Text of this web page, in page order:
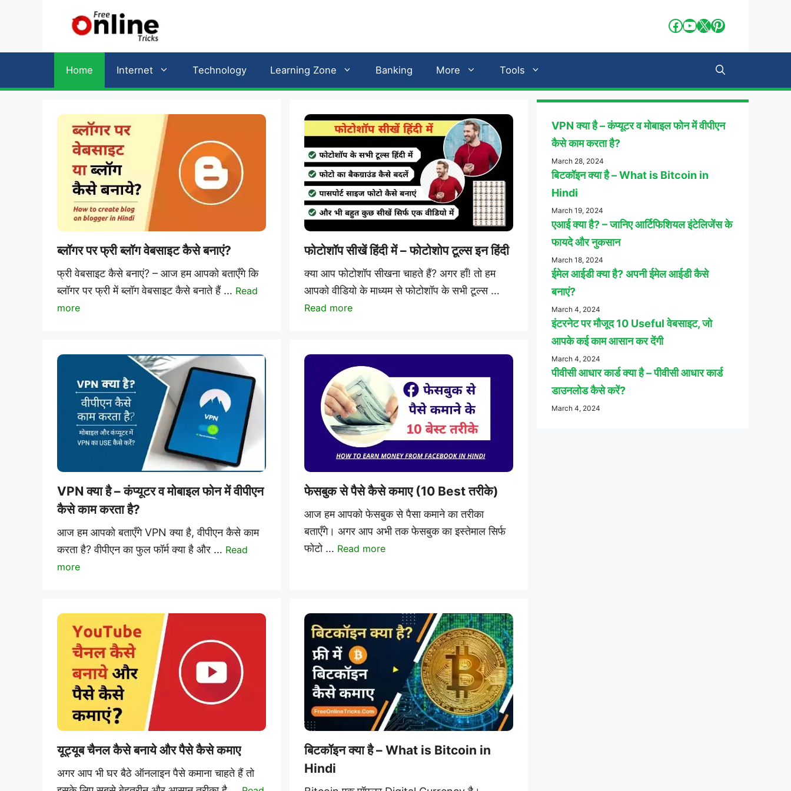
Facebook
YouTube
X Pinterest
Home Internet Technology Learning Zone Banking More Tools
ब्लॉगर पर फ्री ब्लॉग वेबसाइट कैसे बनाएं?
फ्री वेबसाइट कैसे बनाएं? – आज हम आपको बताएँगे कि
ब्लॉगर पर फ्री में ब्लॉग वेबसाइट कैसे बनाते हैं … Read
more
फोटोशॉप सीखें हिंदी में – फोटोशोप टूल्स इन हिंदी
क्या आप फोटोशॉप सीखना चाहते हैं? अगर हाँ! तो हम
आपको वीडियो के माध्यम से फोटोशॉप के सभी टूल्स …
Read more
VPN क्या है – कंप्यूटर व मोबाइल फोन में वीपीएन
कैसे काम करता है?
आज हम आपको बताएँगे VPN क्या है, वीपीएन कैसे काम
करता है? वीपीएन का फुल फॉर्म क्या है और … Read
more
फेसबुक से पैसे कैसे कमाए (10 Best तरीके)
आज हम आपको फेसबुक से पैसा कमाने का तरीका
बताएँगे। अगर आप अभी तक फेसबुक का इस्तेमाल सिर्फ
फोटो … Read more
यूट्यूब चैनल कैसे बनाये और पैसे कैसे कमाए
अगर आप भी घर बैठे ऑनलाइन पैसे कमाना चाहते हैं तो
बिटकॉइन क्या है – What is Bitcoin in
Hindi
VPN क्या है – कंप्यूटर व मोबाइल फोन में वीपीएन
कैसे काम करता है?
March 28, 2024
बिटकॉइन क्या है – What is Bitcoin in
Hindi
March 19, 2024
एआई क्या है? – जानिए आर्टिफिशियल इंटेलिजेंस के
फायदे और नुकसान
March 18, 2024
ईमेल आईडी क्या है? अपनी ईमेल आईडी कैसे
बनाएं?
March 4, 2024
इंटरनेट पर मौजूद 10 Useful वेबसाइट, जो
आपके कई काम आसान कर देंगी
March 4, 2024
पीवीसी आधार कार्ड क्या है – पीवीसी आधार कार्ड
डाउनलोड कैसे करें?
March 4, 2024